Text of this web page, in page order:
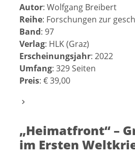
Autor: Wolfgang Breibert
Reihe: Forschungen zur
Band: 97
Verlag: HLK (Graz)
Erscheinungsjahr: 2022
Umfang: 329 Seiten
Preis: € 39,00
„Heimatfront“ –
im Ersten